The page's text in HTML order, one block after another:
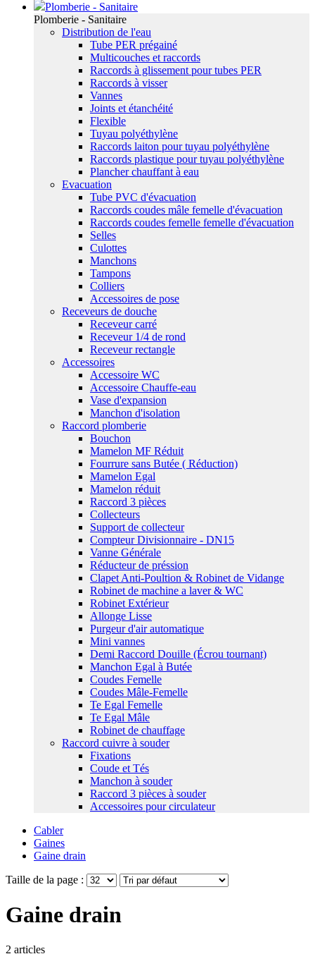
Plomberie - Sanitaire
Plomberie - Sanitaire
Distribution de l'eau
Tube PER prégainé
Multicouches et raccords
Raccords à glissement pour tubes PER
Raccords à visser
Vannes
Joints et étanchéité
Flexible
Tuyau polyéthylène
Raccords laiton pour tuyau polyéthylène
Raccords plastique pour tuyau polyéthylène
Plancher chauffant à eau
Evacuation
Tube PVC d'évacuation
Raccords coudes mâle femelle d'évacuation
Raccords coudes femelle femelle d'évacuation
Selles
Culottes
Manchons
Tampons
Colliers
Accessoires de pose
Receveurs de douche
Receveur carré
Receveur 1/4 de rond
Receveur rectangle
Accessoires
Accessoire WC
Accessoire Chauffe-eau
Vase d'expansion
Manchon d'isolation
Raccord plomberie
Bouchon
Mamelon MF Réduit
Fourrure sans Butée ( Réduction)
Mamelon Egal
Mamelon réduit
Raccord 3 pièces
Collecteurs
Support de collecteur
Compteur Divisionnaire - DN15
Vanne Générale
Réducteur de préssion
Clapet Anti-Poultion & Robinet de Vidange
Robinet de machine a laver & WC
Robinet Extérieur
Allonge Lisse
Purgeur d'air automatique
Mini vannes
Demi Raccord Douille (Écrou tournant)
Manchon Egal à Butée
Coudes Femelle
Coudes Mâle-Femelle
Te Egal Femelle
Te Egal Mâle
Robinet de chauffage
Raccord cuivre à souder
Fixations
Coude et Tés
Manchon à souder
Raccord 3 pièces à souder
Accessoires pour circulateur
Cabler
Gaines
Gaine drain
Taille de la page :
Gaine drain
2 articles